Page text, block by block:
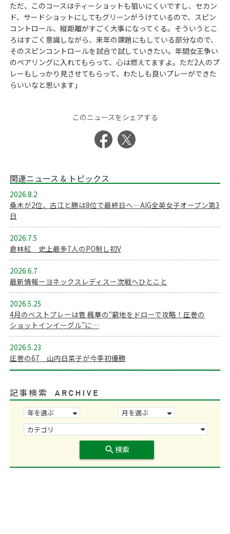
ただ、このコースはティーショットも狙いにくいですし、セカン
ド、サードショットにしてもグリーンがうけているので、スピン
コントロール、縦距離がすごく大事になってくる。そういうとこ
ろはすごく意識しながら、来年の課題にもしている部分なので、
そのスピンコントロールを試合で試していきたい。年間女王争い
のペアリングに入れてもらって、心は燃えてますよ。ただ2人のプ
レーもしっかり見させてもらって、わたしも良いプレーができた
らいいなと思います」
このニュースをシェアする
関連ニュース & トピックス
2026.8.2
桑木が2位、古江と勝は8位で最終日へ―AIG全英女子オープン第3
日
2026.7.5
倉林紅 史上最多7人のPO制し初V
2026.6.7
最新情報ーヨネックスレディスー次戦へひとこと
2026.5.25
4月のベストプレーは菅 楓華の“窮地をドローで攻略！圧巻の
ショットインイーグル”に…
2026.5.23
圧巻の67 山内日菜子が今季初優勝
記事検索
search 検索